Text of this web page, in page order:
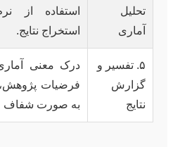
تحلیل
آماری
استفاده از
استخراج نتایج.
۵. تفسیر و
گزارش
نتایج
درک معنی آماری
فرضیات
به صورت شفاف